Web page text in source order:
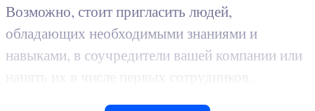
Возможно, стоит пригласить людей,
обладающих необходимыми знаниями и
навыками, в соучредители вашей компании или